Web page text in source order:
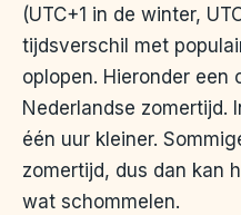
(UTC+1 in de winter,
tijdsverschil met
oplopen. Hieronder een
Nederlandse zomertijd.
één uur kleiner.
zomertijd, dus dan kan
wat schommelen.